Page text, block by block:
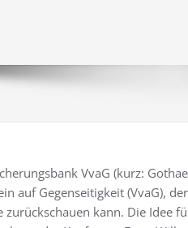
VvaG (kurz:
auf Gegenseitigkeit (VvaG),
zurückschauen kann. Die Idee